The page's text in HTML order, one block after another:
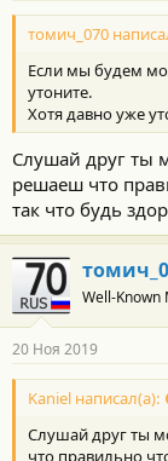
томич_070
Если мы будем
утоните.
Хотя давно уже
Слушай друг ты
решаеш что
так что будь
Well-Known
20 Ноя 2019
Kaniel написал(а):
Слушай друг ты
что правильно